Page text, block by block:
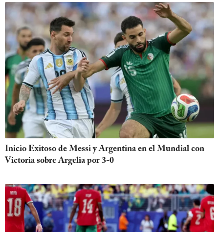
Inicio Exitoso de Messi y Argentina en el Mundial con
Victoria sobre Argelia por 3-0